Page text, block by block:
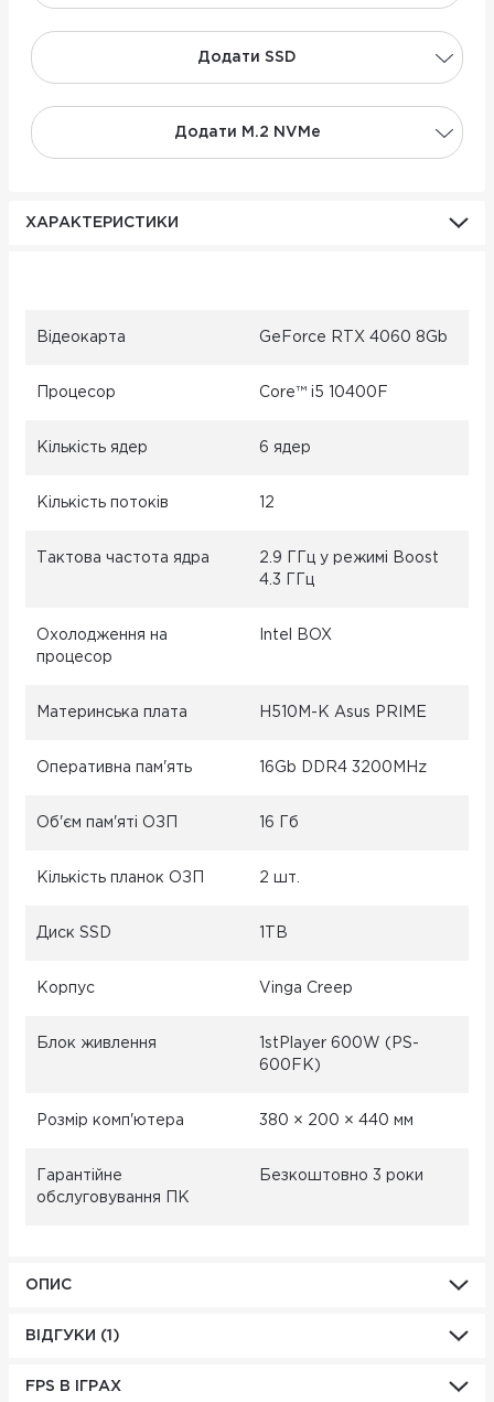
Додати SSD
Додати M.2 NVMe
ХАРАКТЕРИСТИКИ
Відеокарта GeForce RTX 4060 8Gb
Процесор Core™ i5 10400F
Кількість ядер 6 ядер
Кількість потоків 12
Тактова частота ядра
2.9 ГГц у режимі Boost
4.3 ГГц
Охолодження на
процесор
Intel BOX
Материнська плата H510M-K Asus PRIME
Оперативна пам'ять 16Gb DDR4 3200MHz
Об'єм пам'яті ОЗП 16 Гб
Кількість планок ОЗП 2 шт.
Диск SSD 1TB
Корпус Vinga Creep
Блок живлення
1stPlayer 600W (PS-
600FK)
Розмір комп'ютера 380 × 200 × 440 мм
Гарантійне
обслуговування ПК
Безкоштовно 3 роки
ОПИС
ВІДГУКИ (1)
FPS В ІГРАХ